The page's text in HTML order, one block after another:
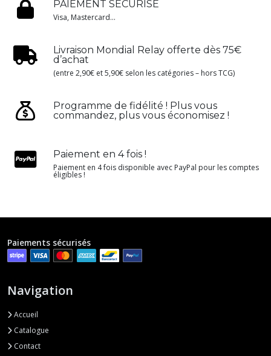
PAIEMENT SÉCURISÉ
Visa, Mastercard...
Livraison Mondial Relay offerte dès 75€
d’achat
(entre 2,90€ et 5,90€ selon les catégories – hors TCG)
Programme de fidélité ! Plus vous
commandez, plus vous économisez !
Paiement en 4 fois !
Paiement en 4 fois disponible avec PayPal pour les comptes
éligibles !
Paiements sécurisés
Navigation
Accueil
Catalogue
Contact